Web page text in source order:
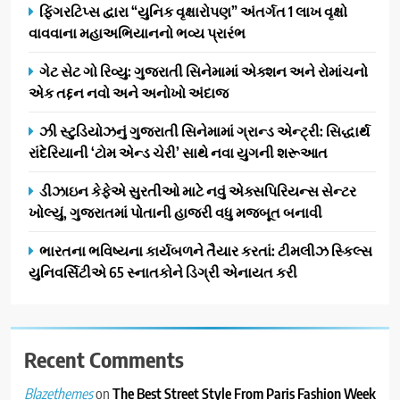
કાર્ડ રીડિંગ અંગે માહિતી આપી
ફિંગરટિપ્સ દ્વારા “યુનિક
વૃક્ષારોપણ” અંતર્ગત 1 લાખ વૃક્ષો
પ્રારંભ
AHMEDABAD
ગેટ સેટ ગો રિવ્યુ: ગુજરાતી
સિનેમામાં એક્શન અને રોમાંચનો
અંદાજ
ગ્રાન્ડ એન્ટ્રી: સિદ્ધાર્થ રાંદેરિયાની
‘ટોમ એન્ડ ચેરી’ સાથે નવા યુગની
શરૂઆત
ENTERTAINMENT
ફિંગરટિપ્સ દ્વારા “યુનિક વૃક્ષારોપણ” અંતર્ગત 1 લાખ વૃક્ષો
વાવવાના મહાઅભિયાનનો ભવ્ય પ્રારંભ
ગેટ સેટ ગો રિવ્યુ: ગુજરાતી સિનેમામાં એક્શન અને રોમાંચનો
એક તદ્દન નવો અને અનોખો અંદાજ
ઝી સ્ટુડિયોઝનું ગુજરાતી સિનેમામાં ગ્રાન્ડ એન્ટ્રી: સિદ્ધાર્થ
રાંદેરિયાની ‘ટોમ એન્ડ ચેરી’ સાથે નવા યુગની શરૂઆત
ડીઝાઇન કેફેએ સુરતીઓ માટે નવું એક્સપિરિયન્સ સેન્ટર
ખોલ્યું, ગુજરાતમાં પોતાની હાજરી વધુ મજબૂત બનાવી
ભારતના ભવિષ્યના કાર્યબળને તૈયાર કરતાં: ટીમલીઝ સ્કિલ્સ
યુનિવર્સિટીએ 65 સ્નાતકોને ડિગ્રી એનાયત કરી
Recent Comments
BlazethemesonThe Best Street Style From Paris Fashion Week